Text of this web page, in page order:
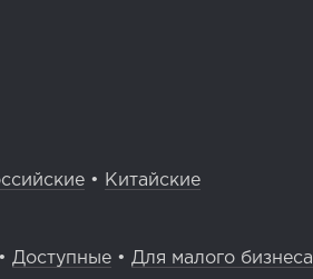
• Китайские
• Доступные • Для малого бизнеса